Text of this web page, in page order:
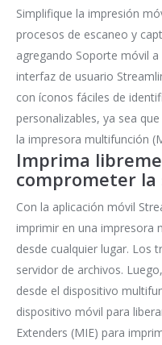
Simplifique la impresión
procesos de escaneo y
agregando Soporte móvil
interfaz de usuario
con íconos fáciles de
personalizables, ya sea
la impresora multifunción
Imprima
comprometer la
Con la aplicación móvil
imprimir en una impresora
desde cualquier lugar. Los
servidor de archivos.
desde el dispositivo
dispositivo móvil para
Extenders (MIE) para